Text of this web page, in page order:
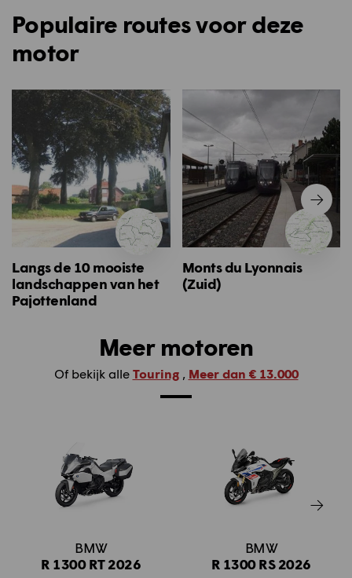
Populaire routes voor deze
motor
Langs de 10 mooiste
landschappen van het
Pajottenland
Monts du Lyonnais
(Zuid)
Meer motoren
Of bekijk alle Touring, Meer dan € 13.000
BMW
R 1300 RT 2026
BMW
R 1300 RS 2026